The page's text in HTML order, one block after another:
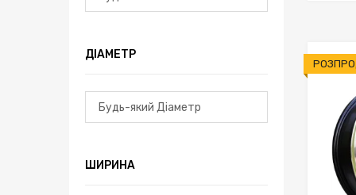
ДІАМЕТР
ШИРИНА